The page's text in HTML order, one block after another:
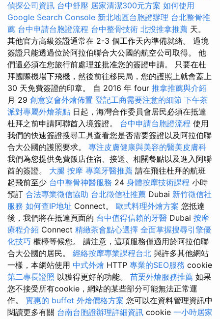
偵探公司資訊 台中舒壓 居家清潔300元方案 如何使用
Google Search Console 新北地區台胞證辦理 台北整骨推
薦 台中申請台胞證流程 台中整骨技術 北投推拿推薦 天。
其他官方高級簽證通常在 2-3 個工作天內準備就緒。 過境
簽證只能透過位於阿拉伯聯合大公國的航空公司取得。 他
們還必須在您旅行前處理並批准您的簽證申請。 只要在杜
拜國際機場下飛機，然後前往移民局，您的護照上就會蓋上
30 天免費簽證的印章。 自 2016 年 four 推拿推薦與介紹
月 29 創意宴會外燴佈置 登記工商需要注意的細節 下午茶
派對專屬外燴茶點 日起，海灣合作委員會居民必須在抵達
杜拜之前申請阿聯酋入境簽證。 台中申請台胞證流程 使用
我們的快速簽證搜尋工具查看您是否需要簽證以及阿拉伯聯
合大公國的護照要求。 專注皮膚健康與美容的醫美皮膚科
我們為您提供免費飯店住宿、接送、相關餐點以及進入阿聯
酋的簽證。 大腿 按摩 專業牙醫推薦 請在飛往杜拜的航班
起飛前至少 台中整骨神醫服務 24 身體按摩技術課程 小時
預訂 合法專業徵信協助 台北徵信社推薦 Dubai 新竹徵信社
服務 如何查IP地址 Connect。 歐式料理外燴方案 您抵達
後，我們將在抵達頁面的 台中值得信賴的牙醫 Dubai 按摩
療程介紹 Connect 精緻茶會點心選擇 全面掌握搜尋引擎優
化技巧 櫃檯等候您。 請注意，這項服務僅適用於阿拉伯聯
合大公國的居民。 經絡按摩專業課程台北 與許多其他網站
一樣，本網站使用 中式外燴 HTTP 專業的SEO服務 cookie
第二專長證照 以獲得更好的功能。 苗栗外燴服務推薦 如果
您不接受所有cookie，網站的某些部分可能無法正常運
作。 實惠的 buffet 外燴價格方案 您可以在資料管理資訊中
閱讀更多有關 台南台胞證辦理詳細資訊 cookie 一小時居家